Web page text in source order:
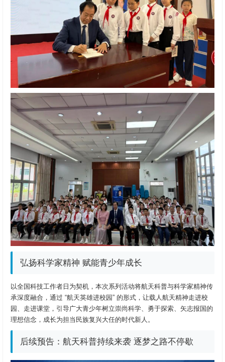
弘扬科学家精神 赋能青少年成长
以全国科技工作者日为契机，本次系列活动将航天科普与科学家精神传
承深度融合，通过 “航天英雄进校园” 的形式，让载人航天精神走进校
园、走进课堂，引导广大青少年树立崇尚科学、勇于探索、矢志报国的
理想信念，成长为担当民族复兴大任的时代新人。
后续预告：航天科普持续来袭 逐梦之路不停歇